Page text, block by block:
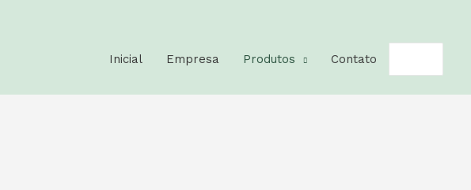
Inicial Empresa Produtos Contato